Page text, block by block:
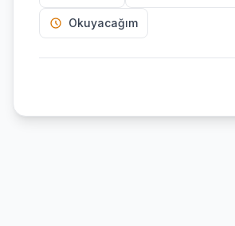
Okuyacağım